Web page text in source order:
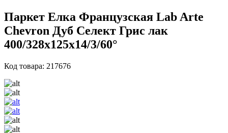
Паркет Елка Французская Lab Arte
Chevron Дуб Селект Грис лак
400/328х125х14/3/60°
Код товара: 217676